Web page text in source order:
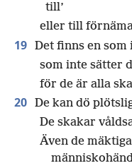
till’
eller till förnäma
19 Det finns en
som inte sätter
för de är alla
20 De kan dö
De skakar
Även de